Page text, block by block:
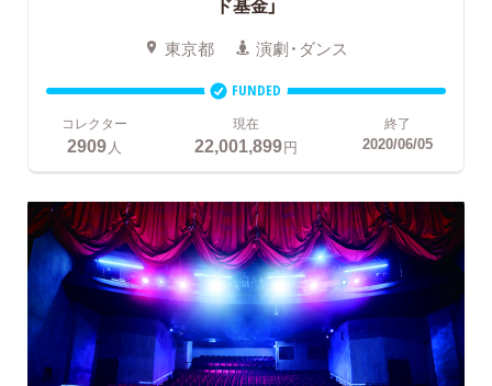
東京都 演劇・ダンス
FUNDED
コレクター
2909 人
現在
22,001,899円
終了
2020/06/05